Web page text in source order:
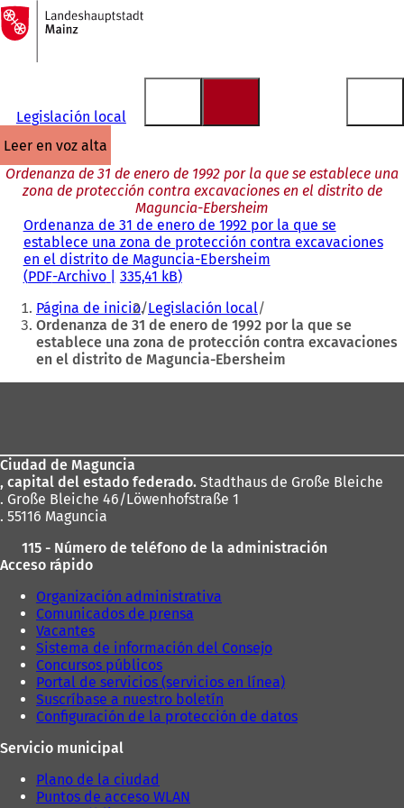
Saltar al contenido
A
la
página
Legislación local
leer en voz alta
Ordenanza de 31 de enero de 1992 por la que se establece una
zona de protección contra excavaciones en el distrito de
Maguncia-Ebersheim
Ordenanza de 31 de enero de 1992 por la que se
establece una zona de protección contra excavaciones
en el distrito de Maguncia-Ebersheim
PDF-Archivo 335,41 kB
Estás
aquí:
Página de inicio Legislación local
Ordenanza de 31 de enero de 1992 por la que se
establece una zona de protección contra excavaciones
en el distrito de Maguncia-Ebersheim
pies
Ciudad de Maguncia
, capital del estado federado. Stadthaus de Große Bleiche
. Große Bleiche 46/Löwenhofstraße 1
. 55116 Maguncia
115 - Número de teléfono de la administración
Acceso rápido
Organización administrativa
Comunicados de prensa
Vacantes
Sistema de información del Consejo
Concursos públicos
Portal de servicios (servicios en línea)
Suscríbase a nuestro boletín
Configuración de la protección de datos
Servicio municipal
Plano de la ciudad
Puntos de acceso WLAN